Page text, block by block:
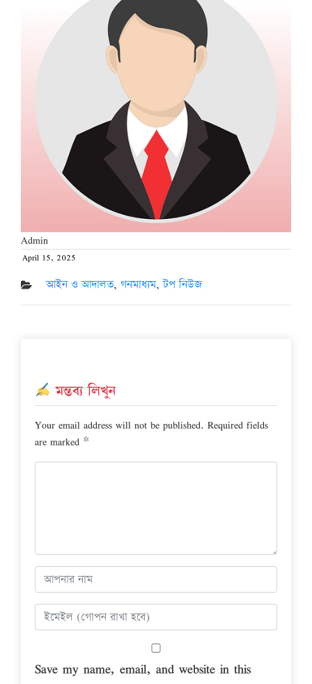
Admin
Posted
on
April 15, 2025
আইন ও আদালত, গনমাধ্যম,টপ নিউজ
মন্তব্য লিখুন
Your email address will not be published. Required fields
are marked *
Save my name, email, and website in this